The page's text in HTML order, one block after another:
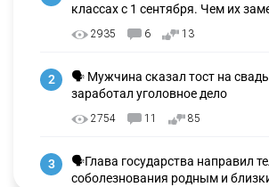
классах с 1 сентября. Чем их
2935 6 13
2
🗣 Мужчина сказал тост на
заработал уголовное дело
2754 11 85
3
🗣Глава государства направил
соболезнования родным и